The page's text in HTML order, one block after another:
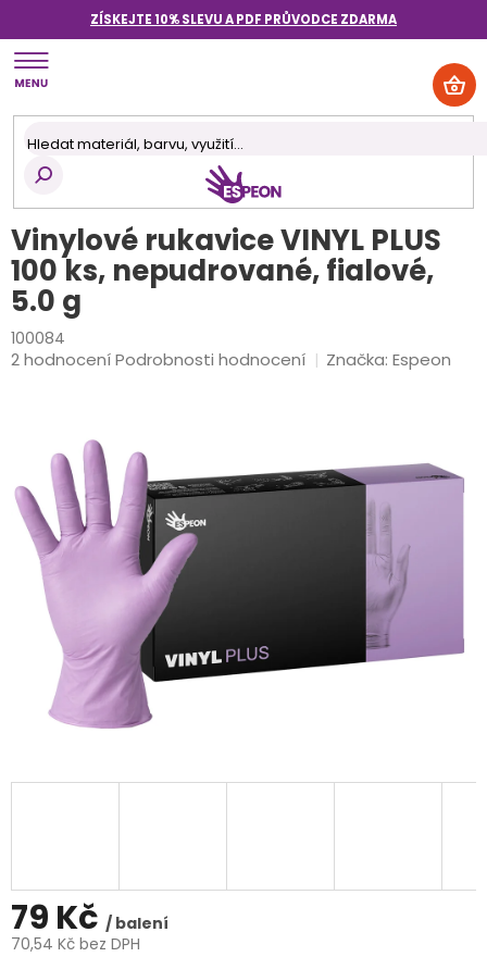
obsah
ZÍSKEJTE 10% SLEVU A PDF PRŮVODCE ZDARMA
Vinylové rukavice VINYL PLUS
100 ks, nepudrované, fialové,
5.0 g
100084
Průměrné
5
hvězdiček.
2 hodnoceníPodrobnosti hodnocení Značka:Espeon
79 Kč / balení
70,54 Kč bez DPH